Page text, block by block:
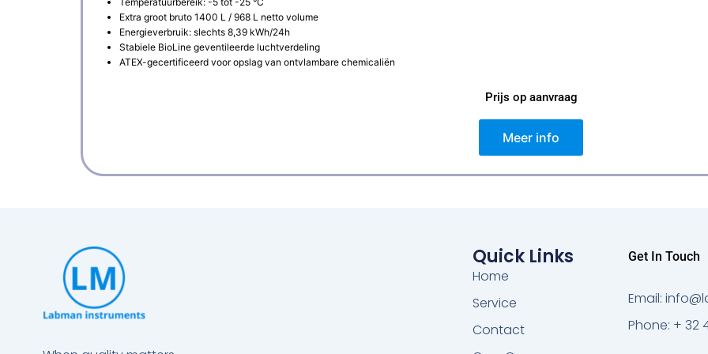
Extra groot bruto 1400 L / 968 L netto volume
Energieverbruik: slechts 8,39 kWh/24h
Stabiele BioLine geventileerde luchtverdeling
ATEX-gecertificeerd voor opslag van ontvlambare chemicaliën
Prijs op aanvraag
Meer info
Quick Links
Home
Service
Contact
Get In Touch
Email:
Phone: + 32